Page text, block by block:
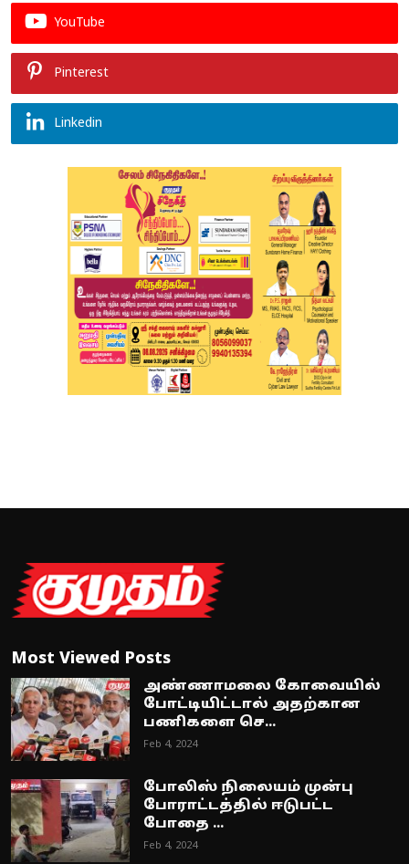
YouTube
Pinterest
Linkedin
Most Viewed Posts
அண்ணாமலை கோவையில்
போட்டியிட்டால் அதற்கான
பணிகளை செ...
Feb 4, 2024
போலிஸ் நிலையம் முன்பு
போராட்டத்தில் ஈடுபட்ட
போதை ...
Feb 4, 2024